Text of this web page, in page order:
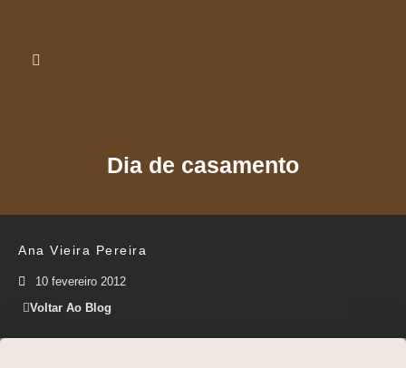
Dia de casamento
Ana Vieira Pereira
10 fevereiro 2012
Voltar Ao Blog